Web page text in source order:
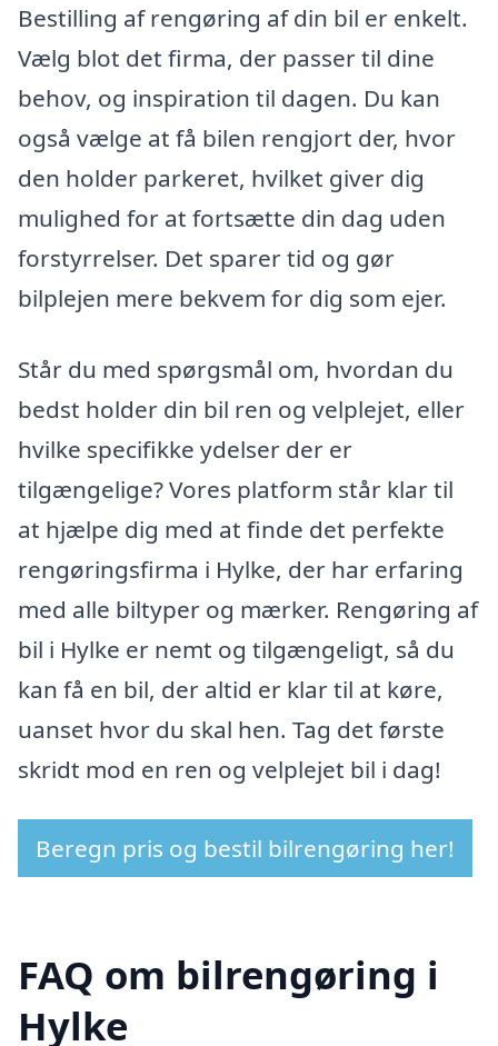
Bestilling af rengøring af din bil er enkelt.
Vælg blot det firma, der passer til dine
behov, og inspiration til dagen. Du kan
også vælge at få bilen rengjort der, hvor
den holder parkeret, hvilket giver dig
mulighed for at fortsætte din dag uden
forstyrrelser. Det sparer tid og gør
bilplejen mere bekvem for dig som ejer.
Står du med spørgsmål om, hvordan du
bedst holder din bil ren og velplejet, eller
hvilke specifikke ydelser der er
tilgængelige? Vores platform står klar til
at hjælpe dig med at finde det perfekte
rengøringsfirma i Hylke, der har erfaring
med alle biltyper og mærker. Rengøring af
bil i Hylke er nemt og tilgængeligt, så du
kan få en bil, der altid er klar til at køre,
uanset hvor du skal hen. Tag det første
skridt mod en ren og velplejet bil i dag!
Beregn pris og bestil bilrengøring her!
FAQ om bilrengøring i
Hylke